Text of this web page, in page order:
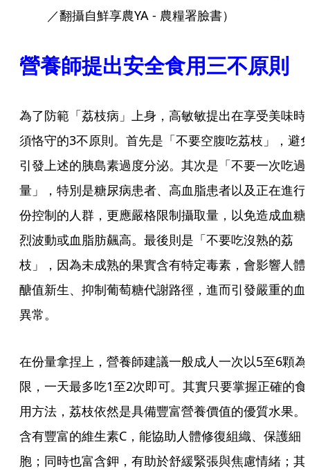
／翻攝自鮮享農YA - 農糧署臉書）
營養師提出安全食用三不原則
為了防範「荔枝病」上身，高敏敏提出在享受美味時
須恪守的3不原則。首先是「不要空腹吃荔枝」，避
引發上述的胰島素過度分泌。其次是「不要一次吃過
量」，特別是糖尿病患者、高血脂患者以及正在進行
份控制的人群，更應嚴格限制攝取量，以免造成血糖
烈波動或血脂肪飆高。最後則是「不要吃沒熟的荔
枝」，因為未成熟的果實含有特定毒素，會影響人體
醣值新生、抑制葡萄糖代謝路徑，進而引發嚴重的血
異常。
在份量拿捏上，營養師建議一般成人一次以5至6顆為
限，一天最多吃1至2次即可。其實只要掌握正確的食
用方法，荔枝依然是具備豐富營養價值的優質水果。
含有豐富的維生素C，能協助人體修復組織、保護細
胞；同時也富含鉀，有助於舒緩緊張與焦慮情緒；其